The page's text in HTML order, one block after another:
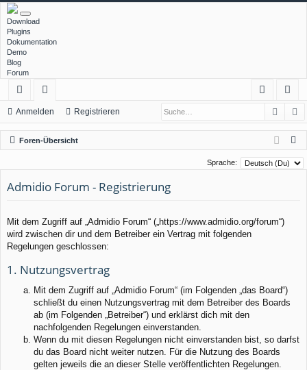
Download
Plugins
Dokumentation
Demo
Blog
Forum
ch
ne
llz
f
or
en
m
el
ist
rie
Anmelden Registrieren
Foren-Übersicht
c
Sprache:
Admidio Forum - Registrierung
Mit dem Zugriff auf „Admidio Forum“ („https://www.admidio.org/forum“)
wird zwischen dir und dem Betreiber ein Vertrag mit folgenden
Regelungen geschlossen:
1. Nutzungsvertrag
Mit dem Zugriff auf „Admidio Forum“ (im Folgenden „das Board“)
schließt du einen Nutzungsvertrag mit dem Betreiber des Boards
ab (im Folgenden „Betreiber“) und erklärst dich mit den
nachfolgenden Regelungen einverstanden.
Wenn du mit diesen Regelungen nicht einverstanden bist, so darfst
du das Board nicht weiter nutzen. Für die Nutzung des Boards
gelten jeweils die an dieser Stelle veröffentlichten Regelungen.